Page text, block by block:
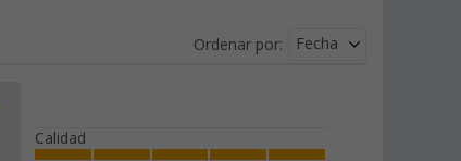
Ordenar por: Fecha
Calidad